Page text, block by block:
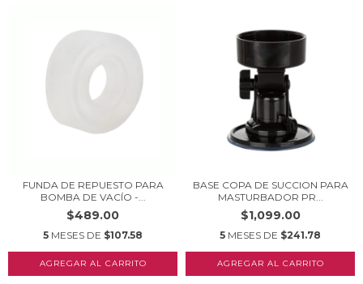
FUNDA DE REPUESTO PARA
BOMBA DE VACÍO -...
$489.00
5 MESES DE $107.58
BASE COPA DE SUCCION PARA
MASTURBADOR PR...
$1,099.00
5 MESES DE $241.78